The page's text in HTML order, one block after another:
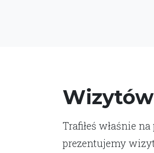
Trafiłeś właśnie
prezentujemy